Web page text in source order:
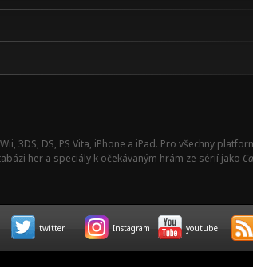
3DS, DS, PS Vita, iPhone a iPad. Pro všechny
her a speciály k očekávaným hrám ze sérií jako
twitter Instagram youtube